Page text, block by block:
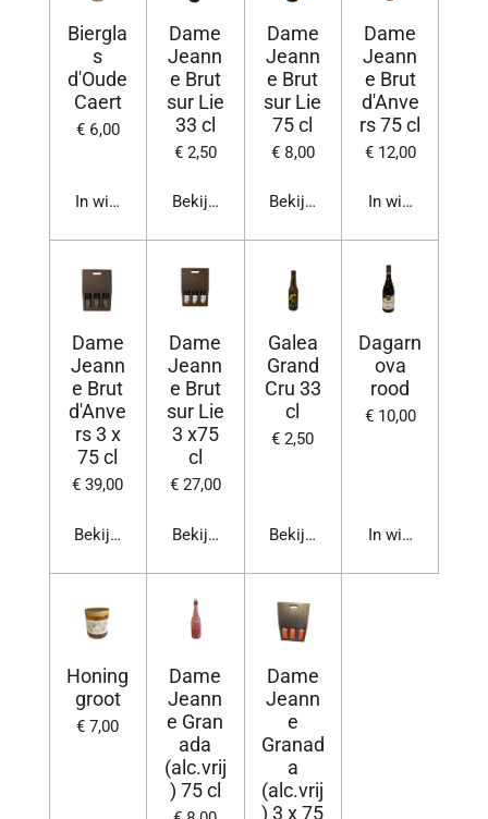
Biergla
s
d'Oude
Caert
€ 6,00
In winkelwagen
Dame
Jeann
e Brut
sur Lie
33 cl
€ 2,50
Bekijk details
Dame
Jeann
e Brut
sur Lie
75 cl
€ 8,00
Bekijk details
Dame
Jeann
e Brut
d'Anve
rs 75 cl
€ 12,00
In winkelwagen
Dame
Jeann
e Brut
d'Anve
rs 3 x
75 cl
€ 39,00
Bekijk details
Dame
Jeann
e Brut
sur Lie
3 x75
cl
€ 27,00
Bekijk details
Galea
Grand
Cru 33
cl
€ 2,50
Bekijk details
Dagarn
ova
rood
€ 10,00
In winkelwagen
Honing
groot
€ 7,00
Dame
Jeann
e Gran
ada
(alc.vrij
) 75 cl
Dame
Jeann
e
Granad
a
(alc.vrij
) 3 x 75